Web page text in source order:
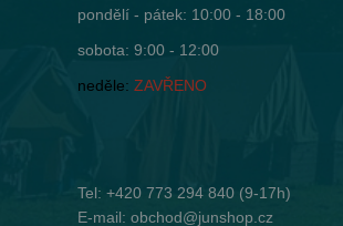
pondělí - pátek: 10:00 - 18:00
sobota: 9:00 - 12:00
neděle: ZAVŘENO
Tel: +420 773 294 840(9-17h)
E-mail: obchod@junshop.cz